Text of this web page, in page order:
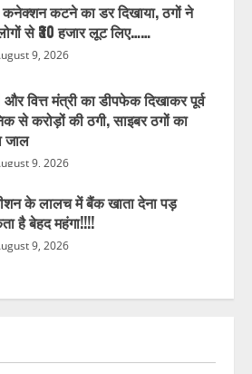
कटने का डर दिखाया, ठगों ने
से ₹30 हजार लूट लिए……
9, 2026
और वित्त मंत्री का डीपफेक दिखाकर पूर्व
से करोड़ों की ठगी, साइबर ठगों का
जाल
9, 2026
के लालच में बैंक खाता देना पड़
है बेहद महंगा!!!!
9, 2026